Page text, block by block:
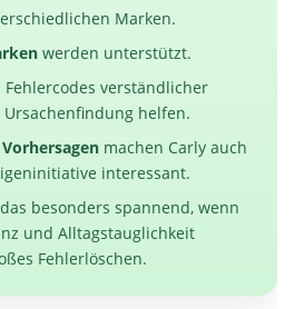
Marken.
werden unterstützt.
Fehlercodes verständlicher
helfen.
machen Carly auch
interessant.
besonders spannend, wenn
und Alltagstauglichkeit
Fehlerlöschen.